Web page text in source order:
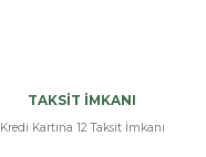
TAKSİT İMKANI
Kredi Kartına 12 Taksit İmkanı